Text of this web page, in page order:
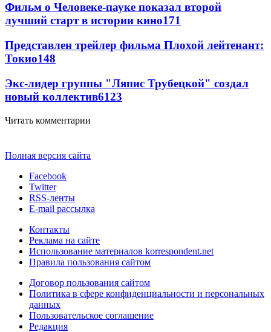
Фильм о Человеке-пауке показал второй
лучший старт в истории кино171
Представлен трейлер фильма Плохой лейтенант:
Токио148
Экс-лидер группы "Ляпис Трубецкой" создал
новый коллектив6123
Читать комментарии
Полная версия сайта
Facebook
Twitter
RSS-ленты
E-mail рассылка
Контакты
Реклама на сайте
Использование материалов korrespondent.net
Правила пользования сайтом
Договор пользования сайтом
Политика в сфере конфиденциальности и персональных
данных
Пользовательское соглашение
Редакция